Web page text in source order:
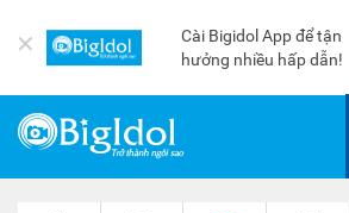
✕
Cài Bigidol App để tận
hưởng nhiều hấp dẫn!